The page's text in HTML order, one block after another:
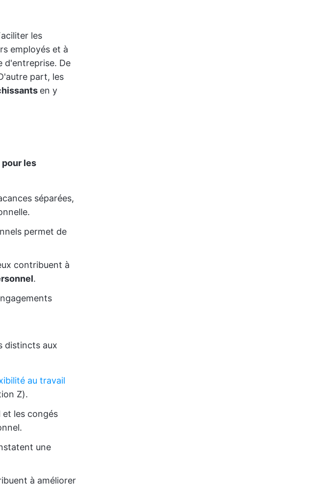
les
employés et à
d'entreprise. De
part, les
en y
pour les
séparées,
permet de
contribuent à
.
distincts aux
au travail
Z).
et les congés
une
à améliorer